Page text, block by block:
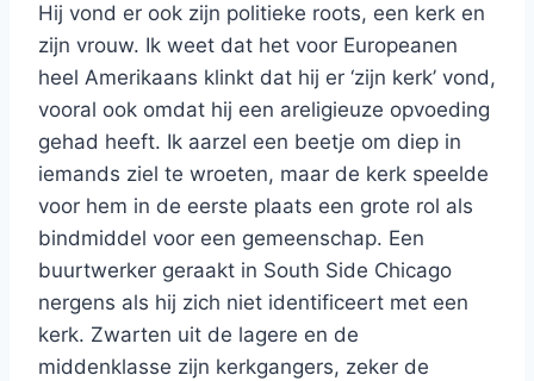
Hij vond er ook zijn politieke roots, een kerk en
zijn vrouw. Ik weet dat het voor Europeanen
heel Amerikaans klinkt dat hij er ‘zijn kerk’ vond,
vooral ook omdat hij een areligieuze opvoeding
gehad heeft. Ik aarzel een beetje om diep in
iemands ziel te wroeten, maar de kerk speelde
voor hem in de eerste plaats een grote rol als
bindmiddel voor een gemeenschap. Een
buurtwerker geraakt in South Side Chicago
nergens als hij zich niet identificeert met een
kerk. Zwarten uit de lagere en de
middenklasse zijn kerkgangers, zeker de